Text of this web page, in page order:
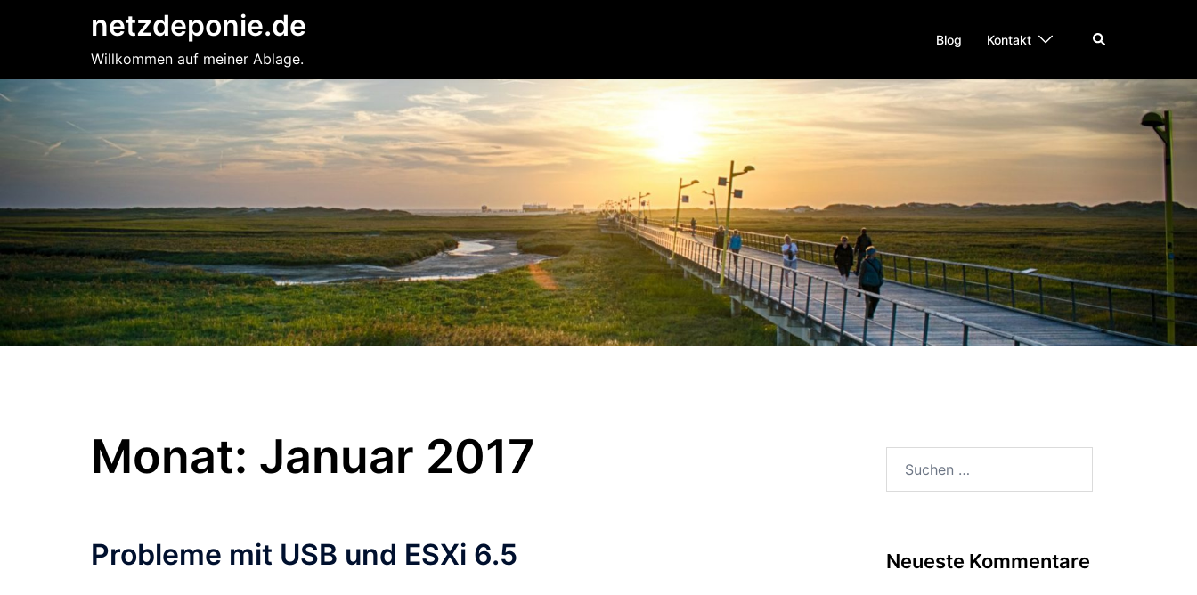
netzdeponie.de
Willkommen auf meiner Ablage.
Blog Kontakt Suche
Monat: Januar 2017
Probleme mit USB und ESXi 6.5 Neueste Kommentare